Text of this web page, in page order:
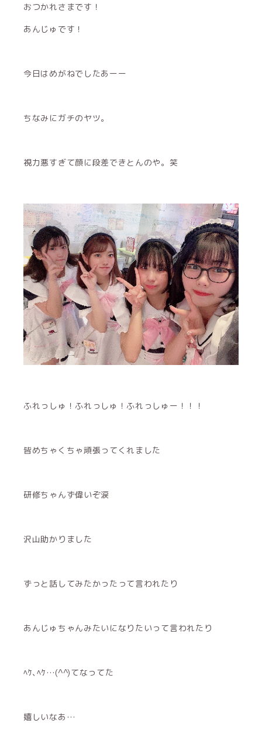
おつかれさまです！
あんじゅです！
今日はめがねでしたあーー
ちなみにガチのヤツ。
視力悪すぎて顔に段差できとんのや。笑
ふれっしゅ！ふれっしゅ！ふれっしゅー！！！
皆めちゃくちゃ頑張ってくれました
研修ちゃんず偉いぞ涙
沢山助かりました
ずっと話してみたかったって言われたり
あんじゅちゃんみたいになりたいって言われたり
ﾍｹ､ﾍｹ…(^^)てなってた
嬉しいなあ…